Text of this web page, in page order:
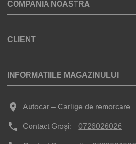
COMPANIA NOASTRĂ
CLIENT
INFORMATIILE MAGAZINULUI
place Autocar – Carlige de remorcare
phone Contact Groși: 0726026026